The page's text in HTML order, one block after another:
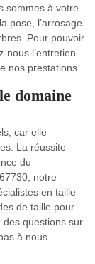
sommes à votre
pose, l’arrosage
Pour pouvoir
nous l’entretien
nos prestations.
domaine
car elle
La réussite
du
notre
en taille
de taille pour
des questions sur
à nous